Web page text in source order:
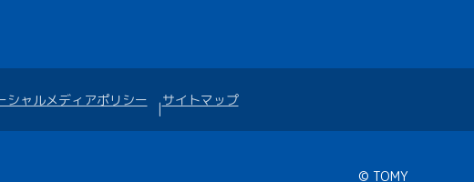
シャルメディアポリシー サイトマップ
© TOMY